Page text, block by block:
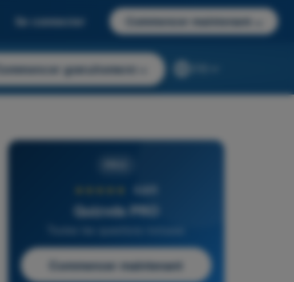
Se connecter Commencer maintenant
Commencer gratuitement
4,6/5
Quizvds PRO
Commencer maintenant